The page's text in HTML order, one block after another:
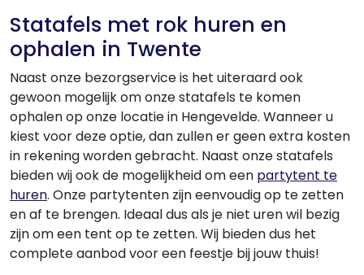
Statafels met rok huren en
ophalen in Twente
Naast onze bezorgservice is het uiteraard ook
gewoon mogelijk om onze statafels te komen
ophalen op onze locatie in Hengevelde. Wanneer u
kiest voor deze optie, dan zullen er geen extra kosten
in rekening worden gebracht. Naast onze statafels
bieden wij ook de mogelijkheid om een partytent te
huren. Onze partytenten zijn eenvoudig op te zetten
en af te brengen. Ideaal dus als je niet uren wil bezig
zijn om een tent op te zetten. Wij bieden dus het
complete aanbod voor een feestje bij jouw thuis!